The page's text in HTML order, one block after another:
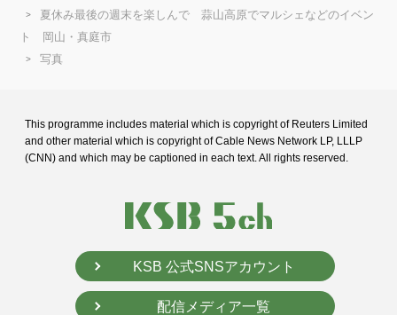
夏休み最後の週末を楽しんで 蒜山高原でマルシェなどのイベン
ト 岡山・真庭市
写真
This programme includes material which is copyright of Reuters Limited
and other material which is copyright of Cable News Network LP, LLLP
(CNN) and which may be captioned in each text. All rights reserved.
KSB 公式SNSアカウント
配信メディア一覧